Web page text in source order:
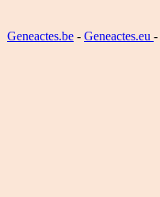
Geneactes.be - Geneactes.eu -